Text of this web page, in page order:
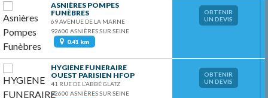
ASNIÈRES POMPES
FUNÈBRES
69 AVENUE DE LA MARNE
92600 ASNIÈRES SUR SEINE
0.41 km
OBTENIR
UN DEVIS
HYGIENE FUNERAIRE
OUEST PARISIEN HFOP
41 RUE DE L'ABBÉ GLATZ
92600 ASNIÈRES SUR SEINE
OBTENIR
UN DEVIS